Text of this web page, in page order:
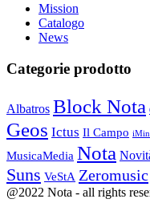
Mission
Catalogo
News
Categorie prodotto
Albatros Block Nota
Geos Ictus Il Campo
MusicaMedia Nota
Suns VeStA Zeromusic
@2022 Nota - all rights